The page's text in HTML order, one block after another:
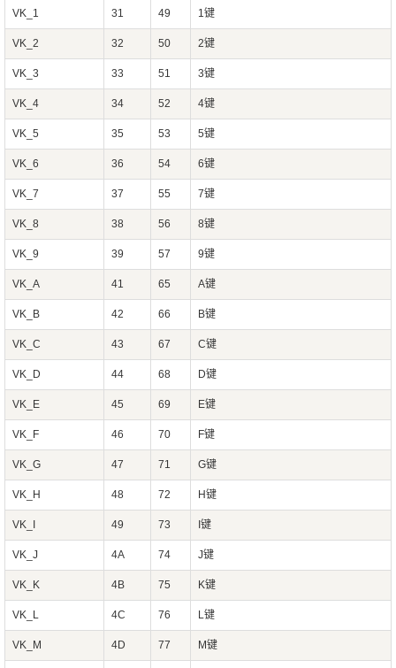
VK_1 31 49 1键
VK_2 32 50 2键
VK_3 33 51 3键
VK_4 34 52 4键
VK_5 35 53 5键
VK_6 36 54 6键
VK_7 37 55 7键
VK_8 38 56 8键
VK_9 39 57 9键
VK_A 41 65 A键
VK_B 42 66 B键
VK_C 43 67 C键
VK_D 44 68 D键
VK_E 45 69 E键
VK_F 46 70 F键
VK_G 47 71 G键
VK_H 48 72 H键
VK_I 49 73 I键
VK_J 4A 74 J键
VK_K 4B 75 K键
VK_L 4C 76 L键
VK_M 4D 77 M键